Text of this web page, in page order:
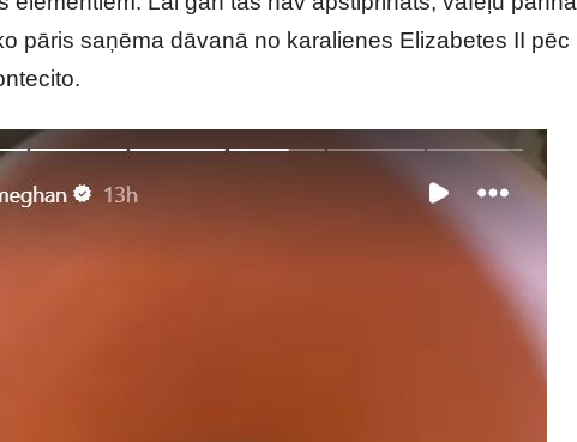
pāris saņēma dāvanā no karalienes Elizabetes II pēc